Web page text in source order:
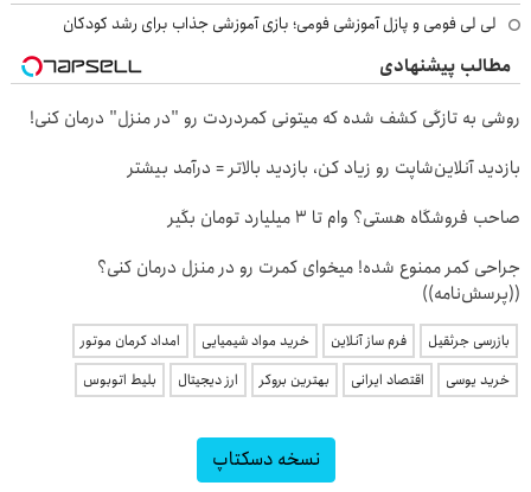
لی لی فومی و پازل آموزشی فومی؛ بازی آموزشی جذاب برای رشد کودکان
مطالب پیشنهادی
روشی به تازگی کشف شده که میتونی کمردردت رو "در منزل" درمان کنی!
بازدید آنلاین‌شاپت رو زیاد کن، بازدید بالاتر = درآمد بیشتر
صاحب فروشگاه هستی؟ وام تا ۳ میلیارد تومان بگیر
جراحی کمر ممنوع شده! میخوای کمرت رو در منزل درمان کنی؟
((پرسش‌نامه))
بازرسی جرثقیل فرم ساز آنلاین خرید مواد شیمیایی
امداد کرمان موتور
خرید یوسی
اقتصاد ایرانی بهترین بروکر ارز دیجیتال بلیط اتوبوس
نسخه دسکتاپ